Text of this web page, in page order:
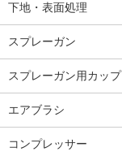
下地・表面処理
スプレーガン
スプレーガン用カップ
エアブラシ
コンプレッサー